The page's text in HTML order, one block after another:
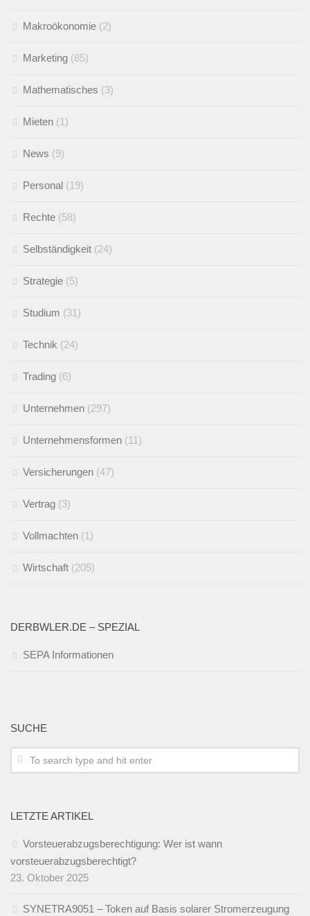
Makroökonomie (2)
Marketing (85)
Mathematisches (3)
Mieten (1)
News (9)
Personal (19)
Rechte (58)
Selbständigkeit (24)
Strategie (5)
Studium (31)
Technik (24)
Trading (6)
Unternehmen (297)
Unternehmensformen (11)
Versicherungen (47)
Vertrag (3)
Vollmachten (1)
Wirtschaft (205)
DERBWLER.DE – SPEZIAL
SEPA Informationen
SUCHE
LETZTE ARTIKEL
Vorsteuerabzugsberechtigung: Wer ist wann
vorsteuerabzugsberechtigt?
23. Oktober 2025
SYNETRA9051 – Token auf Basis solarer Stromerzeugung